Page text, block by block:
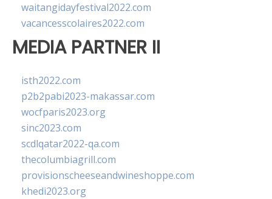
waitangidayfestival2022.com
vacancesscolaires2022.com
MEDIA PARTNER II
isth2022.com
p2b2pabi2023-makassar.com
wocfparis2023.org
sinc2023.com
scdlqatar2022-qa.com
thecolumbiagrill.com
provisionscheeseandwineshoppe.com
khedi2023.org